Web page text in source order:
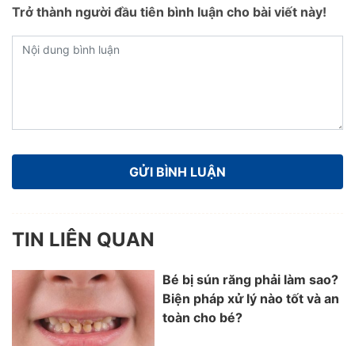
Trở thành người đầu tiên bình luận cho bài viết này!
TIN LIÊN QUAN
Bé bị sún răng phải làm sao?
Biện pháp xử lý nào tốt và an
toàn cho bé?